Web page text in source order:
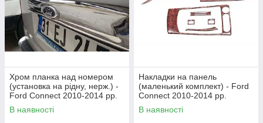
Хром планка над номером
(установка на рідну, нерж.) -
Ford Connect 2010-2014 рр.
В наявності
Накладки на панель
(маленький комплект) - Ford
Connect 2010-2014 рр.
В наявності